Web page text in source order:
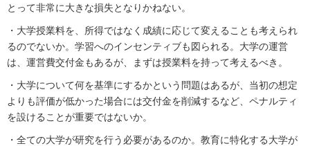
とって非常に大きな損失となりかねない。
・大学授業料を、所得ではなく成績に応じて変えることも考えられ
るのでないか。学習へのインセンティブも図られる。大学の運営
は、運営費交付金もあるが、まずは授業料を持って考えるべき。
・大学について何を基準にするかという問題はあるが、当初の想定
よりも評価が低かった場合には交付金を削減するなど、ペナルティ
を設けることが重要ではないか。
・全ての大学が研究を行う必要があるのか。教育に特化する大学が